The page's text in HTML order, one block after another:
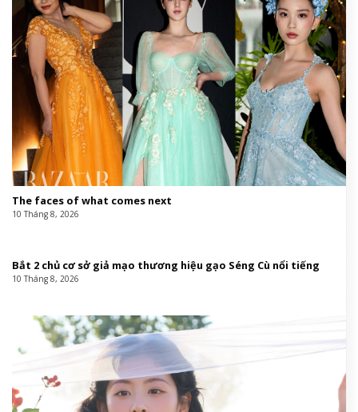
The faces of what comes next
10 Tháng 8, 2026
Bắt 2 chủ cơ sở giả mạo thương hiệu gạo Séng Cù nổi tiếng
10 Tháng 8, 2026